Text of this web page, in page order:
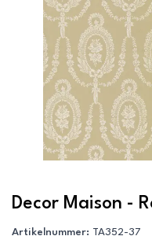
Decor Maison -
Artikelnummer:
TA352-37